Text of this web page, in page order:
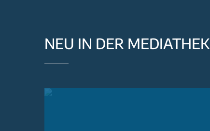
NEU IN DER MEDIATHEK